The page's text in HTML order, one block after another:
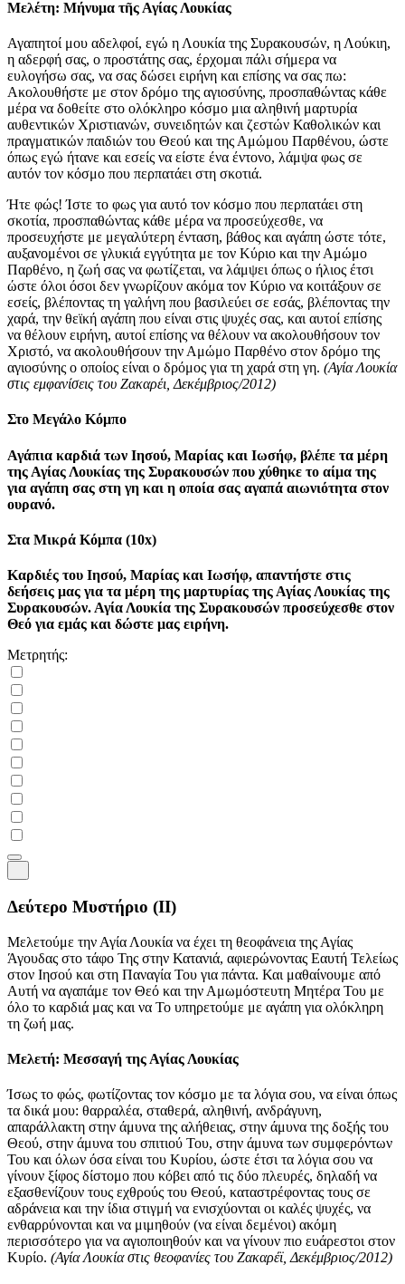
Μελέτη: Μήνυμα τῆς Αγίας Λουκίας
Αγαπητοί μου αδελφοί, εγώ η Λουκία της Συρακουσών, η Λούκιη,
η αδερφή σας, ο προστάτης σας, έρχομαι πάλι σήμερα να
ευλογήσω σας, να σας δώσει ειρήνη και επίσης να σας πω:
Ακολουθήστε με στον δρόμο της αγιοσύνης, προσπαθώντας κάθε
μέρα να δοθείτε στο ολόκληρο κόσμο μια αληθινή μαρτυρία
αυθεντικών Χριστιανών, συνειδητών και ζεστών Καθολικών και
πραγματικών παιδιών του Θεού και της Αμώμου Παρθένου, ώστε
όπως εγώ ήτανε και εσείς να είστε ένα έντονο, λάμψα φως σε
αυτόν τον κόσμο που περπατάει στη σκοτιά.
Ήτε φώς! Ίστε το φως για αυτό τον κόσμο που περπατάει στη
σκοτία, προσπαθώντας κάθε μέρα να προσεύχεσθε, να
προσευχήστε με μεγαλύτερη ένταση, βάθος και αγάπη ώστε τότε,
αυξανομένοι σε γλυκιά εγγύτητα με τον Κύριο και την Αμώμο
Παρθένο, η ζωή σας να φωτίζεται, να λάμψει όπως ο ήλιος έτσι
ώστε όλοι όσοι δεν γνωρίζουν ακόμα τον Κύριο να κοιτάξουν σε
εσείς, βλέποντας τη γαλήνη που βασιλεύει σε εσάς, βλέποντας την
χαρά, την θεϊκή αγάπη που είναι στις ψυχές σας, και αυτοί επίσης
να θέλουν ειρήνη, αυτοί επίσης να θέλουν να ακολουθήσουν τον
Χριστό, να ακολουθήσουν την Αμώμο Παρθένο στον δρόμο της
αγιοσύνης ο οποίος είναι ο δρόμος για τη χαρά στη γη. (Αγία Λουκία
στις εμφανίσεις του Ζακαρέι, Δεκέμβριος/2012)
Στο Μεγάλο Κόμπο
Αγάπια καρδιά των Ιησού, Μαρίας και Ιωσήφ, βλέπε τα μέρη
της Αγίας Λουκίας της Συρακουσών που χύθηκε το αίμα της
για αγάπη σας στη γη και η οποία σας αγαπά αιωνιότητα στον
ουρανό.
Στα Μικρά Κόμπα (10x)
Καρδιές του Ιησού, Μαρίας και Ιωσήφ, απαντήστε στις
δεήσεις μας για τα μέρη της μαρτυρίας της Αγίας Λουκίας της
Συρακουσών. Αγία Λουκία της Συρακουσών προσεύχεσθε στον
Θεό για εμάς και δώστε μας ειρήνη.
Μετρητής:
Δεύτερο Μυστήριο (II)
Μελετούμε την Αγία Λουκία να έχει τη θεοφάνεια της Αγίας
Άγουδας στο τάφο Της στην Κατανιά, αφιερώνοντας Εαυτή Τελείως
στον Ιησού και στη Παναγία Του για πάντα. Και μαθαίνουμε από
Αυτή να αγαπάμε τον Θεό και την Αμωμόστευτη Μητέρα Του με
όλο το καρδιά μας και να Το υπηρετούμε με αγάπη για ολόκληρη
τη ζωή μας.
Μελετή: Μεσσαγή της Αγίας Λουκίας
Ίσως το φώς, φωτίζοντας τον κόσμο με τα λόγια σου, να είναι όπως
τα δικά μου: θαρραλέα, σταθερά, αληθινή, ανδράγυνη,
απαράλλακτη στην άμυνα της αλήθειας, στην άμυνα της δοξής του
Θεού, στην άμυνα του σπιτιού Του, στην άμυνα των συμφερόντων
Του και όλων όσα είναι του Κυρίου, ώστε έτσι τα λόγια σου να
γίνουν ξίφος δίστομο που κόβει από τις δύο πλευρές, δηλαδή να
εξασθενίζουν τους εχθρούς του Θεού, καταστρέφοντας τους σε
αδράνεια και την ίδια στιγμή να ενισχύονται οι καλές ψυχές, να
ενθαρρύνονται και να μιμηθούν (να είναι δεμένοι) ακόμη
περισσότερο για να αγιοποιηθούν και να γίνουν πιο ευάρεστοι στον
Κυρίo. (Αγία Λουκία στις θεοφανίες του Ζακαρέϊ, Δεκέμβριος/2012)